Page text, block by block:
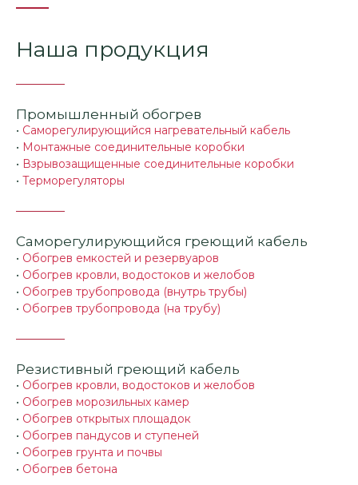
Наша продукция
Промышленный обогрев
• Саморегулирующийся нагревательный кабель
• Монтажные соединительные коробки
• Взрывозащищенные соединительные коробки
• Терморегуляторы
Саморегулирующийся греющий кабель
• Обогрев емкостей и резервуаров
• Обогрев кровли, водостоков и желобов
• Обогрев трубопровода (внутрь трубы)
• Обогрев трубопровода (на трубу)
Резистивный греющий кабель
• Обогрев кровли, водостоков и желобов
• Обогрев морозильных камер
• Обогрев открытых площадок
• Обогрев пандусов и ступеней
• Обогрев грунта и почвы
• Обогрев бетона